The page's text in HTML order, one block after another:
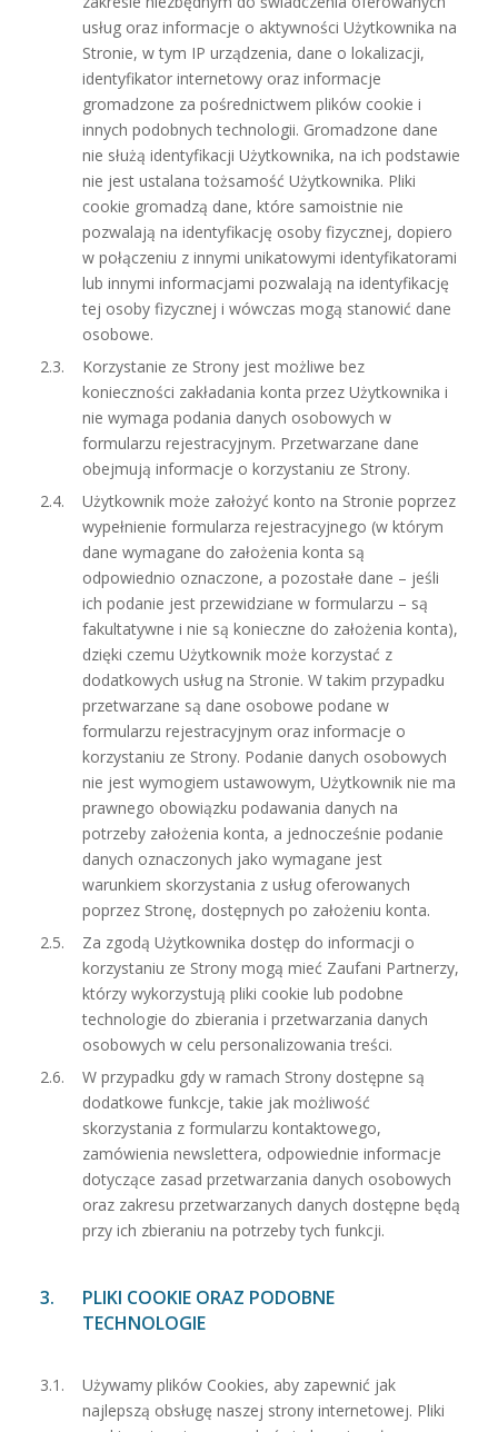
usług oraz informacje o aktywności Użytkownika na
Stronie, w tym IP urządzenia, dane o lokalizacji,
identyfikator internetowy oraz informacje
gromadzone za pośrednictwem plików cookie i
innych podobnych technologii. Gromadzone dane
nie służą identyfikacji Użytkownika, na ich podstawie
nie jest ustalana tożsamość Użytkownika. Pliki
cookie gromadzą dane, które samoistnie nie
pozwalają na identyfikację osoby fizycznej, dopiero
w połączeniu z innymi unikatowymi identyfikatorami
lub innymi informacjami pozwalają na identyfikację
tej osoby fizycznej i wówczas mogą stanowić dane
osobowe.
Korzystanie ze Strony jest możliwe bez
konieczności zakładania konta przez Użytkownika i
nie wymaga podania danych osobowych w
formularzu rejestracyjnym. Przetwarzane dane
obejmują informacje o korzystaniu ze Strony.
Użytkownik może założyć konto na Stronie poprzez
wypełnienie formularza rejestracyjnego (w którym
dane wymagane do założenia konta są
odpowiednio oznaczone, a pozostałe dane – jeśli
ich podanie jest przewidziane w formularzu – są
fakultatywne i nie są konieczne do założenia konta),
dzięki czemu Użytkownik może korzystać z
dodatkowych usług na Stronie. W takim przypadku
przetwarzane są dane osobowe podane w
formularzu rejestracyjnym oraz informacje o
korzystaniu ze Strony. Podanie danych osobowych
nie jest wymogiem ustawowym, Użytkownik nie ma
prawnego obowiązku podawania danych na
potrzeby założenia konta, a jednocześnie podanie
danych oznaczonych jako wymagane jest
warunkiem skorzystania z usług oferowanych
poprzez Stronę, dostępnych po założeniu konta.
Za zgodą Użytkownika dostęp do informacji o
korzystaniu ze Strony mogą mieć Zaufani Partnerzy,
którzy wykorzystują pliki cookie lub podobne
technologie do zbierania i przetwarzania danych
osobowych w celu personalizowania treści.
W przypadku gdy w ramach Strony dostępne są
dodatkowe funkcje, takie jak możliwość
skorzystania z formularzu kontaktowego,
zamówienia newslettera, odpowiednie informacje
dotyczące zasad przetwarzania danych osobowych
oraz zakresu przetwarzanych danych dostępne będą
przy ich zbieraniu na potrzeby tych funkcji.
PLIKI COOKIE ORAZ PODOBNE
TECHNOLOGIE
Używamy plików Cookies, aby zapewnić jak
najlepszą obsługę naszej strony internetowej. Pliki